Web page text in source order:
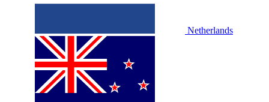
Netherlands